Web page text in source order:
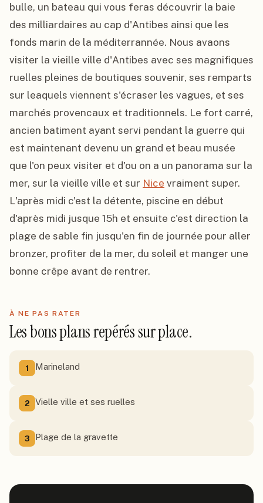
bulle, un bateau qui vous feras découvrir la baie
des milliardaires au cap d'Antibes ainsi que les
fonds marin de la méditerrannée. Nous avaons
visiter la vieille ville d'Antibes avec ses magnifiques
ruelles pleines de boutiques souvenir, ses remparts
sur leaquels viennent s'écraser les vagues, et ses
marchés provencaux et traditionnels. Le fort carré,
ancien batiment ayant servi pendant la guerre qui
est maintenant devenu un grand et beau musée
que l'on peux visiter et d'ou on a un panorama sur la
mer, sur la vieille ville et sur Nice vraiment super.
L'après midi c'est la détente, piscine en début
d'après midi jusque 15h et ensuite c'est direction la
plage de sable fin jusqu'en fin de journée pour aller
bronzer, profiter de la mer, du soleil et manger une
bonne crêpe avant de rentrer.
À NE PAS RATER
Les bons plans repérés sur place.
1 Marineland
2 Vielle ville et ses ruelles
3 Plage de la gravette